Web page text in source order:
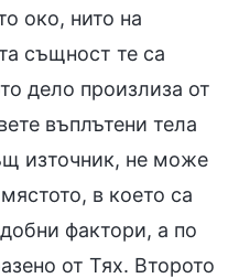
око, нито на
същност те са
дело произлиза от
въплътени тела
източник, не може
в което са
фактори, а по
от Тях. Второто